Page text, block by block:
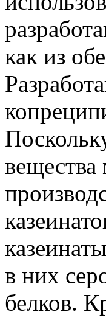
как из
вещества
в них
белков.